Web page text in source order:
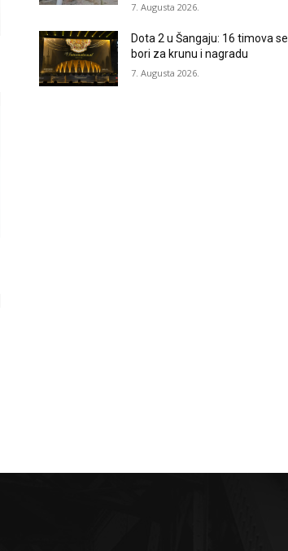
7. Augusta 2026.
Dota 2 u Šangaju: 16 timova se
bori za krunu i nagradu
7. Augusta 2026.